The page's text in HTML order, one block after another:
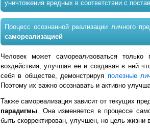
уничтожения вредных в соответствии с
Процесс осознанной реализации личного
самореализацией
Человек может самореализоваться
воздействия, улучшая ее и создавая в ней
себя в обществе, демонстрируя полезные
Поэтому их важно осознавать и активно
Также самореализация зависит от текущих
парадигмы. Она изменяется в процессе
быть скорректирован, улучшен, но цель жизни